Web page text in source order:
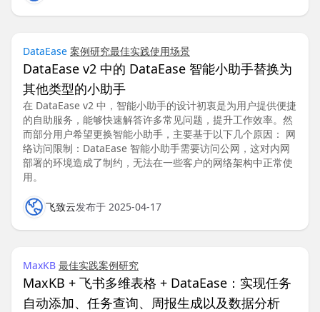
DataEase 案例研究最佳实践使用场景
DataEase v2 中的 DataEase 智能小助手替换为
其他类型的小助手
在 DataEase v2 中，智能小助手的设计初衷是为用户提供便捷
的自助服务，能够快速解答许多常见问题，提升工作效率。然
而部分用户希望更换智能小助手，主要基于以下几个原因： 网
络访问限制：DataEase 智能小助手需要访问公网，这对内网
部署的环境造成了制约，无法在一些客户的网络架构中正常使
用。
飞致云发布于 2025-04-17
MaxKB 最佳实践案例研究
MaxKB + 飞书多维表格 + DataEase：实现任务
自动添加、任务查询、周报生成以及数据分析